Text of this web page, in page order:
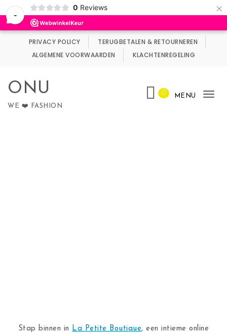
-
0 Reviews ×
Wij maken gebruik van cookies.
PRIVACY POLICY
TERUGBETALEN & RETOURNEREN
ALGEMENE VOORWAARDEN
KLACHTENREGELING
ONU
WE ❤️ FASHION
0 MENU
Stap binnen in La Petite Boutique, een intieme online